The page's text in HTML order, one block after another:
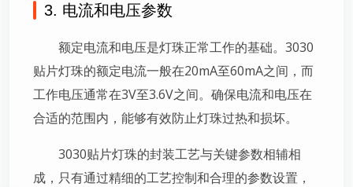
3. 电流和电压参数
额定电流和电压是灯珠正常工作的基础。3030
贴片灯珠的额定电流一般在20mA至60mA之间，而
工作电压通常在3V至3.6V之间。确保电流和电压在
合适的范围内，能够有效防止灯珠过热和损坏。
3030贴片灯珠的封装工艺与关键参数相辅相
成，只有通过精细的工艺控制和合理的参数设置，